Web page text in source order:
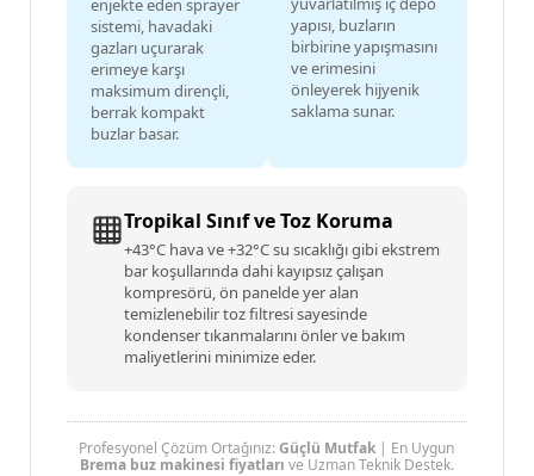
enjekte eden sprayer
sistemi, havadaki
gazları uçurarak
erimeye karşı
maksimum dirençli,
berrak kompakt
buzlar basar.
yapısı, buzların
birbirine yapışmasını
ve erimesini
önleyerek hijyenik
saklama sunar.
Tropikal Sınıf ve Toz Koruma
+43°C hava ve +32°C su sıcaklığı gibi ekstrem
bar koşullarında dahi kayıpsız çalışan
kompresörü, ön panelde yer alan
temizlenebilir toz filtresi sayesinde
kondenser tıkanmalarını önler ve bakım
maliyetlerini minimize eder.
Profesyonel Çözüm Ortağınız:Güçlü Mutfak | En Uygun
Brema buz makinesi fiyatları ve Uzman Teknik Destek.